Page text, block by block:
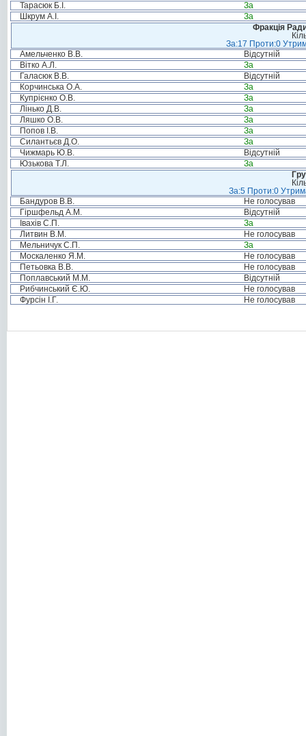
Тарасюк Б.І.
За
Шкрум А.І.
За
Фракція
За:17 Проти:0
Амельченко В.В.
Відсутній
Вітко А.Л.
За
Галасюк В.В.
Відсутній
Корчинська О.А.
За
Купрієнко О.В.
За
Лінько Д.В.
За
Ляшко О.В.
За
Попов І.В.
За
Силантьєв Д.О.
За
Чижмарь Ю.В.
Відсутній
Юзькова Т.Л.
За
За:5 Проти:0
Бандуров В.В.
Не голосував
Гіршфельд А.М.
Відсутній
Івахів С.П.
За
Литвин В.М.
Не голосував
Мельничук С.П.
За
Москаленко Я.М.
Не голосував
Петьовка В.В.
Не голосував
Поплавський М.М.
Відсутній
Рибчинський Є.Ю.
Не голосував
Фурсін І.Г.
Не голосував